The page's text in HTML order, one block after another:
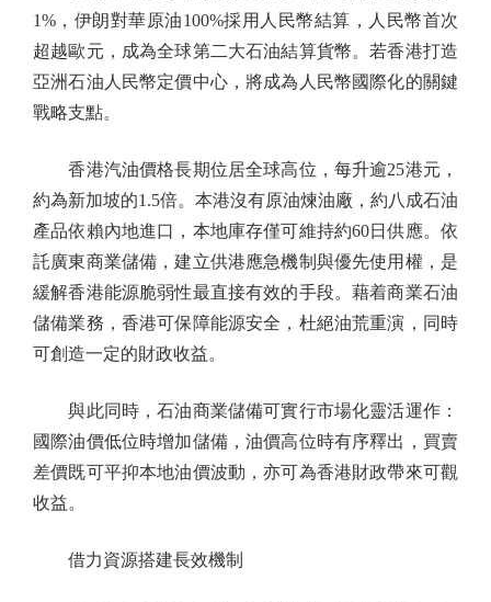
1%，伊朗對華原油100%採用人民幣結算，人民幣首次
超越歐元，成為全球第二大石油結算貨幣。若香港打造
亞洲石油人民幣定價中心，將成為人民幣國際化的關鍵
戰略支點。
香港汽油價格長期位居全球高位，每升逾25港元，
約為新加坡的1.5倍。本港沒有原油煉油廠，約八成石油
產品依賴內地進口，本地庫存僅可維持約60日供應。依
託廣東商業儲備，建立供港應急機制與優先使用權，是
緩解香港能源脆弱性最直接有效的手段。藉着商業石油
儲備業務，香港可保障能源安全，杜絕油荒重演，同時
可創造一定的財政收益。
與此同時，石油商業儲備可實行市場化靈活運作：
國際油價低位時增加儲備，油價高位時有序釋出，買賣
差價既可平抑本地油價波動，亦可為香港財政帶來可觀
收益。
借力資源搭建長效機制